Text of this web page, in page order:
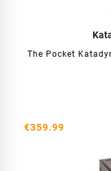
The Pocket
€359.99